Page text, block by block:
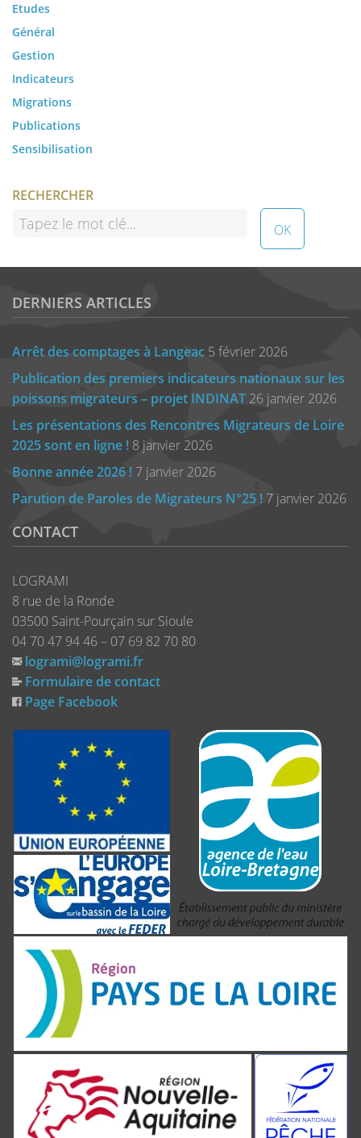
Etudes
Général
Gestion
Indicateurs
Migrations
Publications
Sensibilisation
RECHERCHER
DERNIERS ARTICLES
Arrêt des comptages à Langeac 5 février 2026
Publication des premiers indicateurs nationaux sur les
poissons migrateurs – projet INDINAT 26 janvier 2026
Les présentations des Rencontres Migrateurs de Loire
2025 sont en ligne ! 8 janvier 2026
Bonne année 2026 ! 7 janvier 2026
Parution de Paroles de Migrateurs N°25 ! 7 janvier 2026
CONTACT
LOGRAMI
8 rue de la Ronde
03500 Saint-Pourçain sur Sioule
04 70 47 94 46 – 07 69 82 70 80
logrami@logrami.fr
Formulaire de contact
Page Facebook